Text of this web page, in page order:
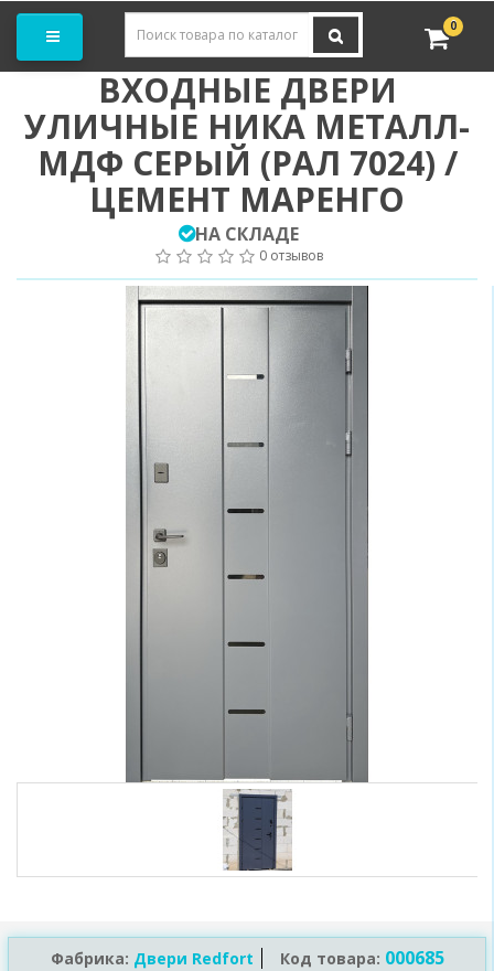
0
ВХОДНЫЕ ДВЕРИ
УЛИЧНЫЕ НИКА МЕТАЛЛ-
МДФ СЕРЫЙ (РАЛ 7024) /
ЦЕМЕНТ МАРЕНГО
НА СКЛАДЕ
0 отзывов
Фабрика: Двери Redfort Код товара: 000685